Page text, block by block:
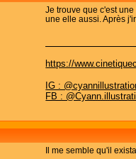
Je trouve que c'est
une elle aussi. Après
https://
IG :
FB :
Il me semble qu'il